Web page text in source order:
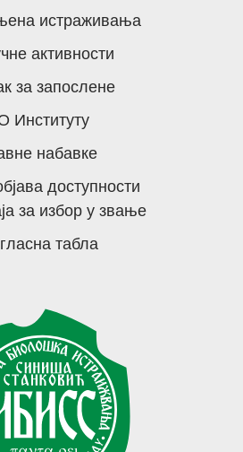
истраживања
активности
за запослене
Институту
набавке
доступности
за избор у звање
табла